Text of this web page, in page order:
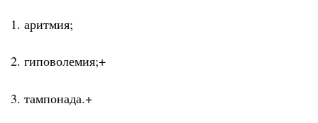
1. аритмия;
2. гиповолемия;+
3. тампонада.+